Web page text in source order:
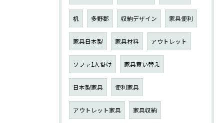
机 多野郡 収納デザイン 家具便利
家具日本製 家具材料 アウトレット
ソファ1人掛け 家具買い替え
日本製家具 便利家具
アウトレット家具 家具収納